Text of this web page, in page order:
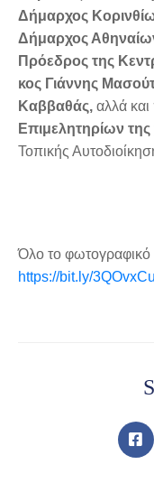
Δήμαρχος
Δήμαρχος
Πρόεδρος της
κος Γιάννης
Καββαθάς, αλλά
Επιμελητηρίων
Τοπικής
Όλο το φωτογραφικό
https://bit.ly/3QOvxCu